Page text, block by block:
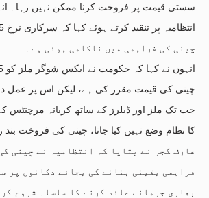
سستی قیمت پر فروخت کرنا ممکن نہیں رہا۔
چینی کی فراہمی میں ناکامی ہوئی ہے۔
چینی کی قیمت مقرر کی ہے، لیکن اس پر عمل
جب تک ملز اور ڈیلرز کے ساتھ کریانہ مرچنٹس
کا نظام وضع نہیں کیا جاتا، چینی کی فروخت بند
عارف گجر نے بتایا کہ انتظامیہ نے چینی
فراہمی یقینی بنانے کی بجائے دکانوں پر
بھاری جرمانے عائد کرنے کا سلسلہ شروع کر